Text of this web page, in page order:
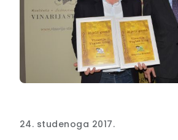
24. studenoga 2017.